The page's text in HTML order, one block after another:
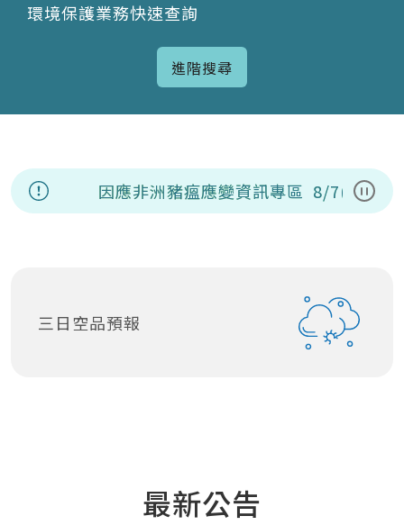
環境保護業務快速查詢
進階搜尋
暫停
因應非洲豬瘟應變資訊專區 8/7(五)城鎮
三日空品預報
最新公告